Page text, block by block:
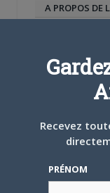
A PROPOS DE
Recevez
PRÉNOM